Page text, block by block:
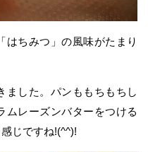
はちみつ」の風味がたまり
ました。パンももちもちし
ムレーズンバターをつける
じですね!(^^)!